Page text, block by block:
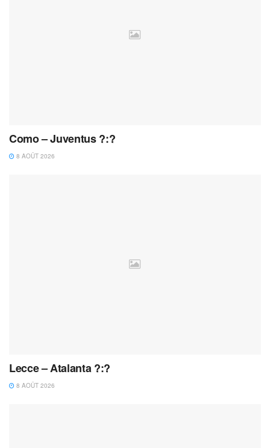
Como – Juventus ?:?
8 AOÛT 2026
Lecce – Atalanta ?:?
8 AOÛT 2026